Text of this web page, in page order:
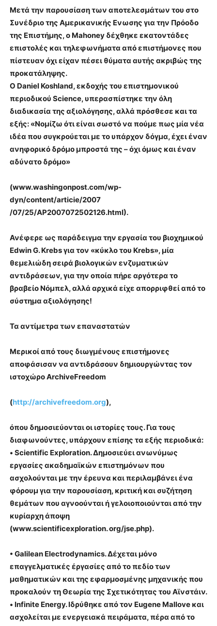
Μετά την παρουσίαση των αποτελεσμάτων του στο
Συνέδριο της Αμερικανικής Ενωσης για την Πρόοδο
της Επιστήμης, ο Mahoney δέχθηκε εκατοντάδες
επιστολές και τηλεφωνήματα από επιστήμονες που
πίστευαν όχι είχαν πέσει θύματα αυτής ακριβώς της
προκατάληψης.
Ο Daniel Koshland, εκδοχής του επιστημονικού
περιοδικού Science, υπερασπίστηκε την όλη
διαδικασία της αξιολόγησης, αλλά πρόσθεσε και τα
εξής: «Νομίζω ότι είναι σωστό να πούμε πως μία νέα
ιδέα που συγκρούεται με το υπάρχον δόγμα, έχει έναν
ανηφορικό δρόμο μπροστά της – όχι όμως και έναν
αδύνατο δρόμο»
(www.washingonpost.com/wp-
dyn/content/articie/2007
/07/25/AP2007072502126.htmI).
Ανέφερε ως παράδειγμα την εργασία του βιοχημικού
Edwin G. Krebs για τον «κύκλο του Krebs», μία
θεμελιώδη σειρά βιολογικών ενζυματικών
αντιδράσεων, για την οποία πήρε αργότερα το
βραβείο Νόμπελ, αλλά αρχικά είχε απορριφθεί από το
σύστημα αξιολόγησης!
Τα αντίμετρα των επαναστατών
Μερικοί από τους διωγμένους επιστήμονες
αποφάσισαν να αντιδράσουν δημιουργώντας τον
ιστοχώρο ArchiveFreedom
(http://archivefreedom.org),
όπου δημοσιεύονται οι ιστορίες τους. Για τους
διαφωνούντες, υπάρχουν επίσης τα εξής περιοδικά:
• Scientific Exploration. Δημοσιεύει ανωνύμως
εργασίες ακαδημαϊκών επιστημόνων που
ασχολούνται με την έρευνα και περιλαμβάνει ένα
φόρουμ για την παρουσίαση, κριτική και συζήτηση
θεμάτων που αγνοούνται ή γελοιοποιούνται από την
κυρίαρχη άποψη
(www.scientificexploration. org/jse.php).
• Galilean Electrodynamics. Δέχεται μόνο
επαγγελματικές έργασίες από το πεδίο των
μαθηματικών και της εφαρμοσμένης μηχανικής που
προκαλούν τη Θεωρία της Σχετικότητας του Αϊνστάιν.
• Infinite Energy. Ιδρύθηκε από τον Eugene Mallove και
ασχολείται με ενεργειακά πειράματα, πέρα από το